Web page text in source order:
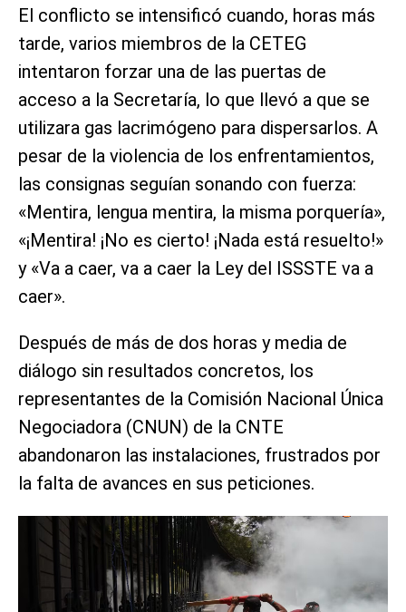
El conflicto se intensificó cuando, horas más
tarde, varios miembros de la CETEG
intentaron forzar una de las puertas de
acceso a la Secretaría, lo que llevó a que se
utilizara gas lacrimógeno para dispersarlos. A
pesar de la violencia de los enfrentamientos,
las consignas seguían sonando con fuerza:
«Mentira, lengua mentira, la misma porquería»,
«¡Mentira! ¡No es cierto! ¡Nada está resuelto!»
y «Va a caer, va a caer la Ley del ISSSTE va a
caer».
Después de más de dos horas y media de
diálogo sin resultados concretos, los
representantes de la Comisión Nacional Única
Negociadora (CNUN) de la CNTE
abandonaron las instalaciones, frustrados por
la falta de avances en sus peticiones.